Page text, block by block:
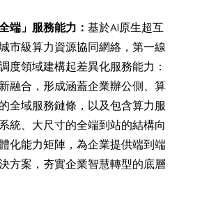
端」服務能力： 基於AI原生超互
市級算力資源協同網絡，第一線
度領域建構起差異化服務能力：
融合，形成涵蓋企業辦公側、算
全域服務鏈條，以及包含算力服
統、大尺寸的全端到站的結構向
化能力矩陣，為企業提供端到端
方案，夯實企業智慧轉型的底層